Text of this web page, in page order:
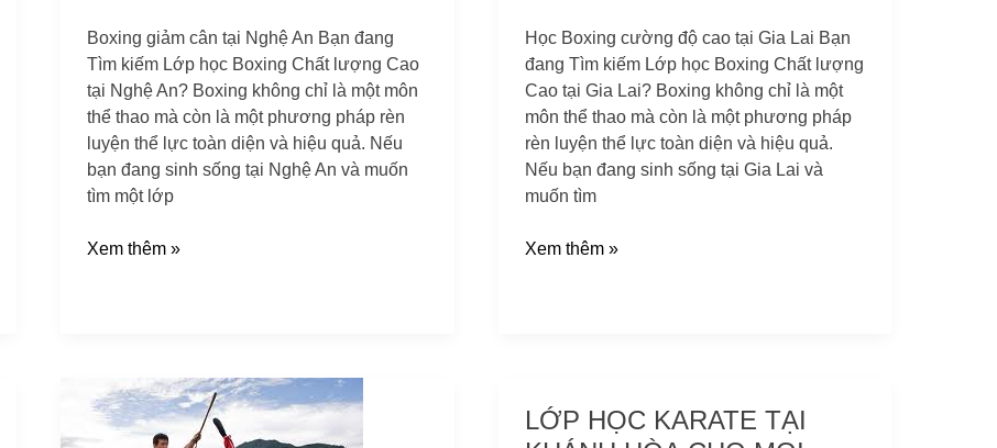
Boxing giảm cân tại Nghệ An Bạn đang
Tìm kiếm Lớp học Boxing Chất lượng Cao
tại Nghệ An? Boxing không chỉ là một môn
thể thao mà còn là một phương pháp rèn
luyện thể lực toàn diện và hiệu quả. Nếu
bạn đang sinh sống tại Nghệ An và muốn
tìm một lớp
Xem thêm »
Học Boxing cường độ cao tại Gia Lai Bạn
đang Tìm kiếm Lớp học Boxing Chất lượng
Cao tại Gia Lai? Boxing không chỉ là một
môn thể thao mà còn là một phương pháp
rèn luyện thể lực toàn diện và hiệu quả.
Nếu bạn đang sinh sống tại Gia Lai và
muốn tìm
Xem thêm »
Phòng
tập
LỚP HỌC KARATE TẠI
Lớp
học